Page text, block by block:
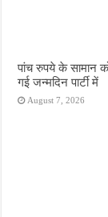
पांच रुपये के सामान
गई जन्मदिन पार्टी में
August 7, 2026